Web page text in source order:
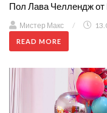
Пол Лава Челлендж
Мистер Макс /
READ MORE